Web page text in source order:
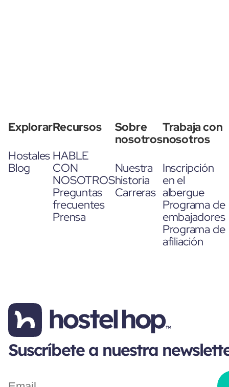
Explorar
Hostales
Blog
Recursos
HABLE
CON
NOSOTROS
Preguntas
frecuentes
Prensa
Sobre
nosotros
Nuestra
historia
Carreras
Trabaja con
nosotros
Inscripción
en el
albergue
Programa de
embajadores
Programa de
afiliación
Suscríbete a nuestra